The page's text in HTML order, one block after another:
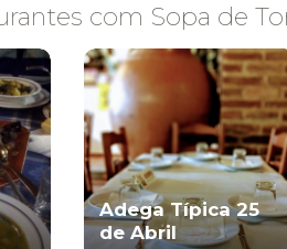
com Sopa de
Adega Típica 25
de Abril